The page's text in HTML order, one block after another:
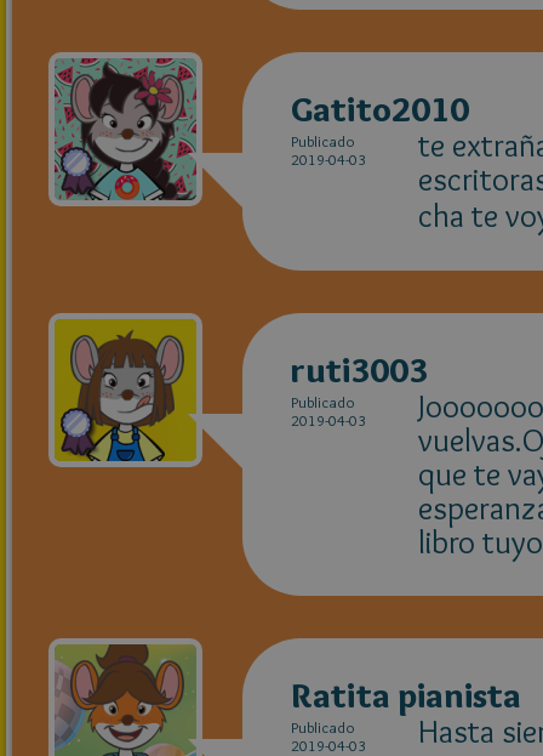
Gatito2010
Publicado
2019-04-03
te
cha te
ruti3003
Publicado
2019-04-03
que te
libro
Ratita pianista
Publicado
2019-04-03
Hasta